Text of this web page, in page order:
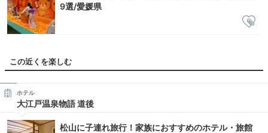
9選/愛媛県
この近くを楽しむ
ホテル
大江戸温泉物語 道後
松山に子連れ旅行！家族におすすめのホテル・旅館